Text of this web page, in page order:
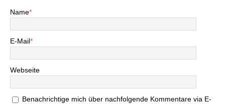
Name*
E-Mail*
Webseite
Benachrichtige mich über nachfolgende Kommentare via E-